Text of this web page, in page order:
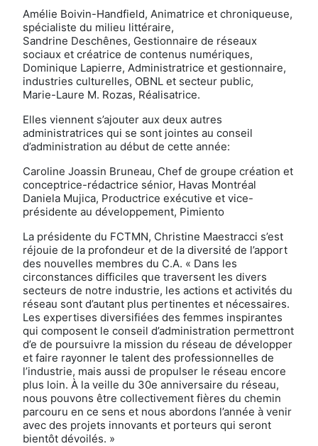
Amélie Boivin-Handfield, Animatrice et chroniqueuse,
spécialiste du milieu littéraire,
Sandrine Deschênes, Gestionnaire de réseaux
sociaux et créatrice de contenus numériques,
Dominique Lapierre, Administratrice et gestionnaire,
industries culturelles, OBNL et secteur public,
Marie-Laure M. Rozas, Réalisatrice.
Elles viennent s’ajouter aux deux autres
administratrices qui se sont jointes au conseil
d’administration au début de cette année:
Caroline Joassin Bruneau, Chef de groupe création et
conceptrice-rédactrice sénior, Havas Montréal
Daniela Mujica, Productrice exécutive et vice-
présidente au développement, Pimiento
La présidente du FCTMN, Christine Maestracci s’est
réjouie de la profondeur et de la diversité de l’apport
des nouvelles membres du C.A. « Dans les
circonstances difficiles que traversent les divers
secteurs de notre industrie, les actions et activités du
réseau sont d’autant plus pertinentes et nécessaires.
Les expertises diversifiées des femmes inspirantes
qui composent le conseil d’administration permettront
d’e de poursuivre la mission du réseau de développer
et faire rayonner le talent des professionnelles de
l’industrie, mais aussi de propulser le réseau encore
plus loin. À la veille du 30e anniversaire du réseau,
nous pouvons être collectivement fières du chemin
parcouru en ce sens et nous abordons l’année à venir
avec des projets innovants et porteurs qui seront
bientôt dévoilés. »